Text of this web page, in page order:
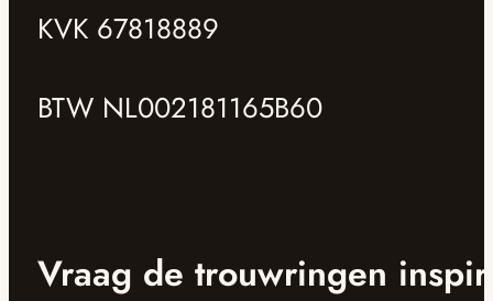
KVK 67818889
BTW NL002181165B60
Vraag de trouwringen